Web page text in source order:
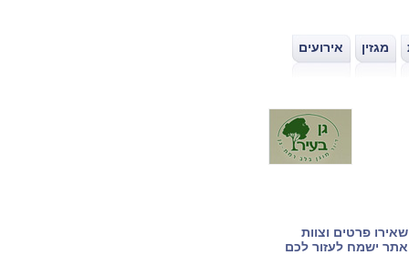
מגזין אירועים
פרטים וצוות
ישמח לעזור לכם